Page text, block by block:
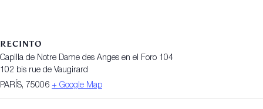
RECINTO
Capilla de Notre Dame des Anges en el Foro 104
102 bis rue de Vaugirard
PARÍS, 75006 + Google Map